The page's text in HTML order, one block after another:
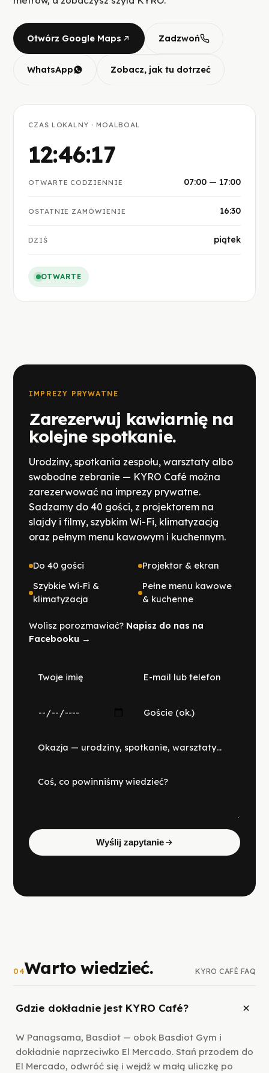
Otwórz Google Maps Zadzwoń
WhatsApp Zobacz, jak tu dotrzeć
CZAS LOKALNY · MOALBOAL
12:46:17
OTWARTE CODZIENNIE 07:00 — 17:00
OSTATNIE ZAMÓWIENIE 16:30
DZIŚ piątek
OTWARTE
IMPREZY PRYWATNE
Zarezerwuj kawiarnię na
kolejne spotkanie.
Urodziny, spotkania zespołu, warsztaty albo
swobodne zebranie — KYRO Café można
zarezerwować na imprezy prywatne.
Sadzamy do 40 gości, z projektorem na
slajdy i filmy, szybkim Wi-Fi, klimatyzacją
oraz pełnym menu kawowym i kuchennym.
Do 40 gości
Projektor & ekran
Szybkie Wi-Fi &
klimatyzacja
Pełne menu kawowe
& kuchenne
Wolisz porozmawiać? Napisz do nas na
Facebooku →
Wyślij zapytanie
04Warto wiedzieć. KYRO CAFÉ FAQ
Gdzie dokładnie jest KYRO Café?
W Panagsama, Basdiot — obok Basdiot Gym i
dokładnie naprzeciwko El Mercado. Stań przodem do
El Mercado, odwróć się i wejdź w małą uliczkę po